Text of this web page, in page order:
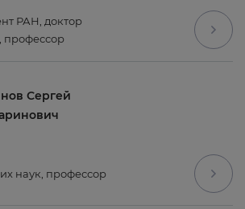
РАН, доктор
профессор
Сергей
наук, профессор